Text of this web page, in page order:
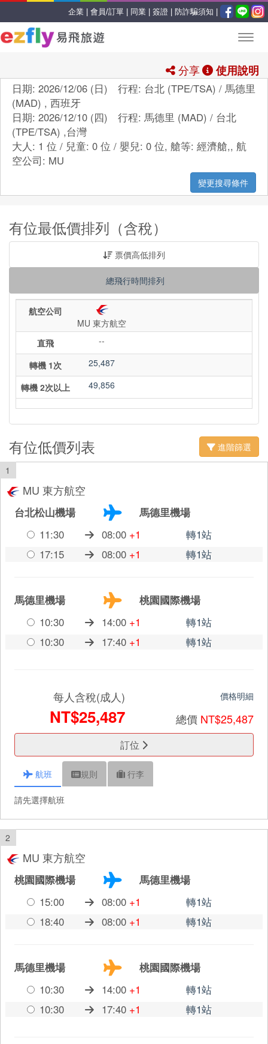
企業 | 會員/訂單 | 同業 | 簽證 | 防詐騙須知 |
分享 使用說明
日期: 2026/12/06 (日) 行程: 台北 (TPE/TSA) / 馬德里
(MAD) , 西班牙
日期: 2026/12/10 (四) 行程: 馬德里 (MAD) / 台北
(TPE/TSA) ,台灣
大人: 1 位 / 兒童: 0 位 / 嬰兒: 0 位, 艙等: 經濟艙,, 航
空公司: MU
變更搜尋條件
有位最低價排列（含稅）
票價高低排列
總飛行時間排列
航空公司
MU 東方航空
直飛
--
轉機 1次 25,487
轉機 2次以上 49,856
有位低價列表
進階篩選
1
MU 東方航空
台北松山機場
馬德里機場
11:30
08:00 +1
轉1站
17:15
08:00 +1 轉1站
馬德里機場
桃園國際機場
10:30
14:00 +1
轉1站
10:30
17:40 +1 轉1站
每人含稅(成人)
NT$25,487
價格明細
總價 NT$25,487
訂位
航班 規則 行李
請先選擇航班
2
MU 東方航空
桃園國際機場
馬德里機場
15:00
08:00 +1
轉1站
18:40
08:00 +1 轉1站
馬德里機場
桃園國際機場
10:30
14:00 +1
轉1站
10:30
17:40 +1 轉1站